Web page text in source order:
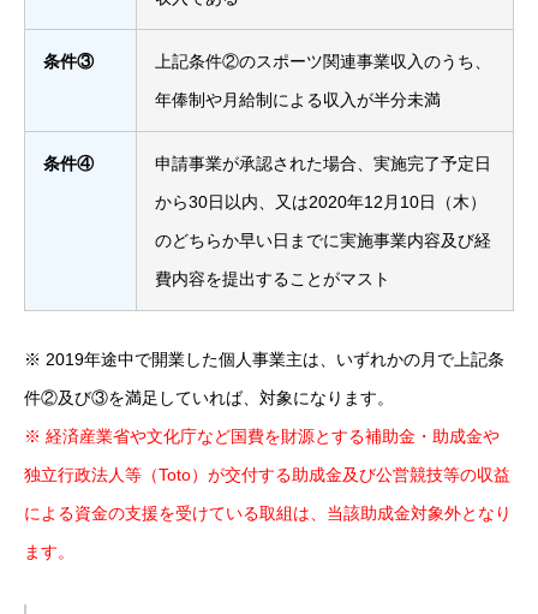
条件③
上記条件②のスポーツ関連事業収入のうち、
年俸制や月給制による収入が半分未満
条件④
申請事業が承認された場合、実施完了予定日
から30日以内、又は2020年12月10日（木）
のどちらか早い日までに実施事業内容及び経
費内容を提出することがマスト
※ 2019年途中で開業した個人事業主は、いずれかの月で上記条
件②及び③を満足していれば、対象になります。
※ 経済産業省や文化庁など国費を財源とする補助金・助成金や
独立行政法人等（Toto）が交付する助成金及び公営競技等の収益
による資金の支援を受けている取組は、当該助成金対象外となり
ます。